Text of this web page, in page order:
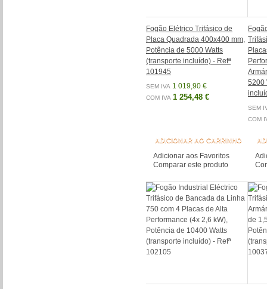
Fogão Elétrico Trifásico de
Placa Quadrada 400x400 mm,
Potência de 5000 Watts
(transporte incluído) - Refª
101945
SEM IVA 1 019,90 €
COM IVA 1 254,48 €
ADICIONAR AO CARRINHO
Adicionar aos Favoritos
Comparar este produto
5200
SEM
COM